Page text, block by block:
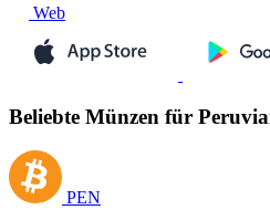
Web
Beliebte Münzen für
PEN